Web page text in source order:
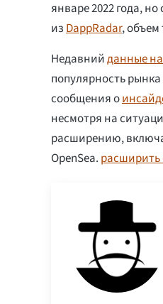
январе 2022 года,
изDappRadar, объем
Недавнийданные
популярность
сообщения о
несмотря на
расширению,
OpenSea. расширить